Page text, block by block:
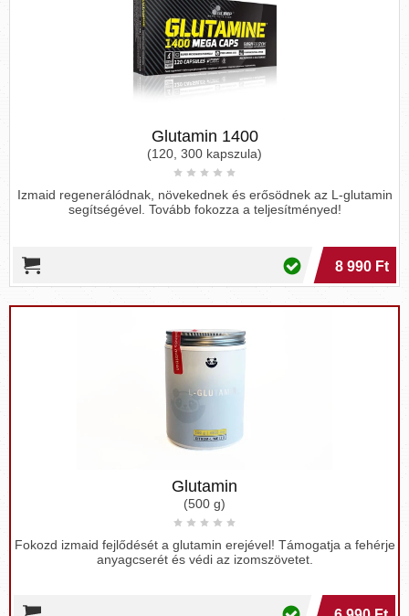
Glutamin 1400
(120, 300 kapszula)
Izmaid regenerálódnak, növekednek és erősödnek az L-glutamin
segítségével. Tovább fokozza a teljesítményed!
8 990 Ft
Glutamin
(500 g)
Fokozd izmaid fejlődését a glutamin erejével! Támogatja a fehérje
anyagcserét és védi az izomszövetet.